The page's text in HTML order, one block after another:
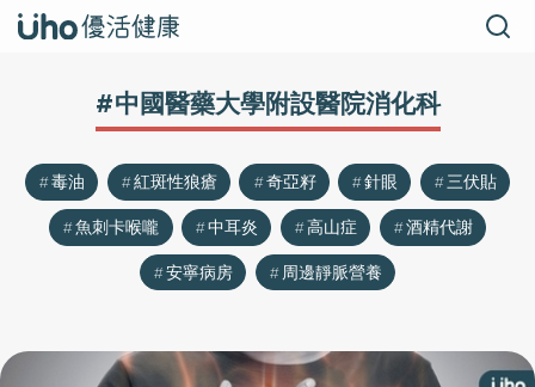
#中國醫藥大學附設醫院消化科
毒油 紅斑性狼瘡 奇亞籽 針眼
三伏貼
魚刺卡喉嚨
中耳炎 高山症
酒精代謝
安寧病房
周邊靜脈營養